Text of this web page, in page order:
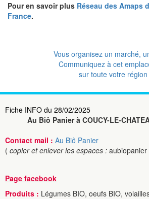
Pour en savoir plus Réseau des Amaps
France.
Vous organisez un marché,
Communiquez à cet
sur toute votre région
Fiche INFO du 28/02/2025
Au Biô Panier à COUCY-LE-
Contact mail : Au Biô Panier
( copier et enlever les espaces :
Page facebook
Produits : Légumes BIO, oeufs BIO,